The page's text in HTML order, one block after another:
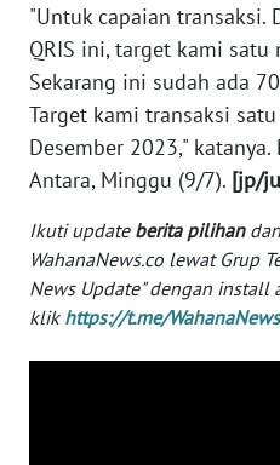
"Untuk capaian transaksi.
QRIS ini, target kami satu
Sekarang ini sudah ada
Target kami transaksi
Desember 2023,"
Antara, Minggu (9/7). [jp/
Ikuti update berita pilihandan
WahanaNews.co lewat Grup
News Update" dengan install
klik https://t.me/WahanaNews
WN
NTT
WN
KEPRI
PAPUA
WN
PAPUA